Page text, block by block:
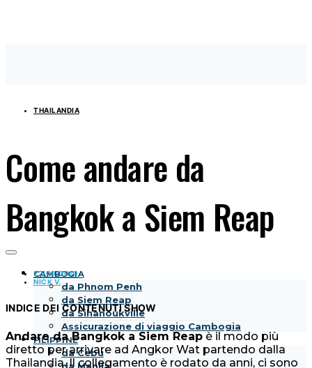
CAMBOGIA
da Phnom Penh
da Siem Reap
da Sihanoukville
Assicurazione di viaggio Cambogia
FILIPPINE
da Cebu
THAILANDIA
Come andare da
Bangkok a Siem Reap
22/09/2019
NICK V.
INDICE DEI CONTENUTISHOW
Andare da Bangkok a Siem Reap è il modo più
diretto per arrivare ad Angkor Wat partendo dalla
Thailandia. Il collegamento è rodato da anni, ci sono